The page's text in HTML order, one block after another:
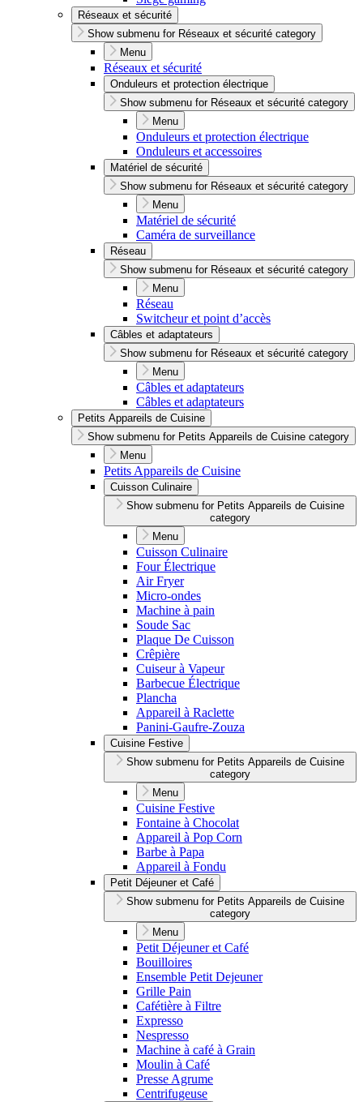
Réseaux et sécurité
Show submenu for Réseaux et sécurité category
Menu
Réseaux et sécurité
Onduleurs et protection électrique
Show submenu for Réseaux et sécurité category
Menu
Onduleurs et protection électrique
Onduleurs et accessoires
Matériel de sécurité
Show submenu for Réseaux et sécurité category
Menu
Matériel de sécurité
Caméra de surveillance
Réseau
Show submenu for Réseaux et sécurité category
Menu
Réseau
Switcheur et point d’accès
Câbles et adaptateurs
Show submenu for Réseaux et sécurité category
Menu
Câbles et adaptateurs
Câbles et adaptateurs
Petits Appareils de Cuisine
Show submenu for Petits Appareils de Cuisine category
Menu
Petits Appareils de Cuisine
Cuisson Culinaire
Show submenu for Petits Appareils de Cuisine
category
Menu
Cuisson Culinaire
Four Électrique
Air Fryer
Micro-ondes
Machine à pain
Soude Sac
Plaque De Cuisson
Crêpière
Cuiseur à Vapeur
Barbecue Électrique
Plancha
Appareil à Raclette
Panini-Gaufre-Zouza
Cuisine Festive
Show submenu for Petits Appareils de Cuisine
category
Menu
Cuisine Festive
Fontaine à Chocolat
Appareil à Pop Corn
Barbe à Papa
Appareil à Fondu
Petit Déjeuner et Café
Show submenu for Petits Appareils de Cuisine
category
Menu
Petit Déjeuner et Café
Bouilloires
Ensemble Petit Dejeuner
Grille Pain
Cafétière à Filtre
Expresso
Nespresso
Machine à café à Grain
Moulin à Café
Presse Agrume
Centrifugeuse